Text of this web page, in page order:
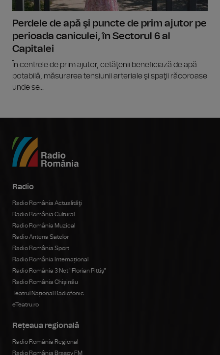
Perdele de apă şi puncte de prim ajutor pe
perioada caniculei, în Sectorul 6 al
Capitalei
În centrele de prim ajutor, cetăţenii beneficiază de apă
potabilă, măsurarea tensiunii arteriale şi spaţii răcoroase
unde se...
Radio
Radio România Actualităţi
Radio România Cultural
Radio România Muzical
Radio Antena Satelor
Radio România Sport
Radio România Internațional
Radio România 3 Net "Florian Pittiş"
Radio România Chișinău
Teatrul Național Radiofonic
eTeatru.ro
Rețeaua regională
Radio România Regional
Radio România Brașov FM